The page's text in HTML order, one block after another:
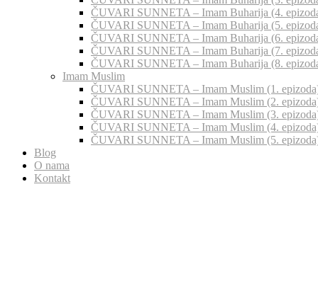
ČUVARI SUNNETA – Imam Buharija (4.
ČUVARI SUNNETA – Imam Buharija (5.
ČUVARI SUNNETA – Imam Buharija (6.
ČUVARI SUNNETA – Imam Buharija (7.
ČUVARI SUNNETA – Imam Buharija (8.
Imam Muslim
ČUVARI SUNNETA – Imam Muslim (1.
ČUVARI SUNNETA – Imam Muslim (2.
ČUVARI SUNNETA – Imam Muslim (3.
ČUVARI SUNNETA – Imam Muslim (4.
ČUVARI SUNNETA – Imam Muslim (5.
Blog
O nama
Kontakt